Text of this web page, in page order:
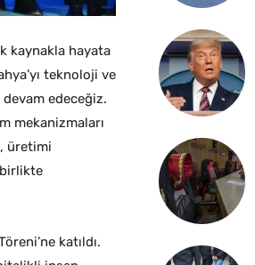
kaynakla hayata
teknoloji ve
edeceğiz.
mekanizmaları
üretimi
katıldı.